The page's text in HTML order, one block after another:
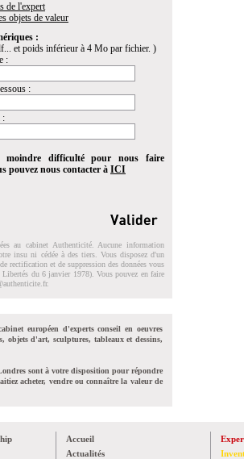
de l'expert
objets de valeur
:
et poids inférieur à 4 Mo par fichier. )
:
:
:
moindre difficulté pour nous faire
pouvez nous contacter à ICI
au cabinet Authenticité. Aucune information
insu ni cédée à des tiers. Vous disposez d'un
rectification et de suppression des données vous
du 6 janvier 1978). Vous pouvez en faire
.
européen d'experts conseil en oeuvres
objets d'art, sculptures, tableaux et dessins,
sont à votre disposition pour répondre
acheter, vendre ou connaître la valeur de
Accueil
Actualités